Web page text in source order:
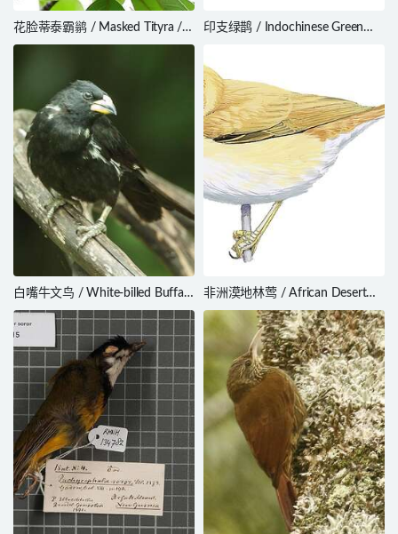
花脸蒂泰霸鹟 / Masked Tityra /
Tityra semifasciata
印支绿鹊 / Indochinese Green
白嘴牛文鸟 / White-billed Buffalo
Weaver / Bubalornis albirostris
非洲漠地林莺 / African Desert
Warbler / Curruca deserti